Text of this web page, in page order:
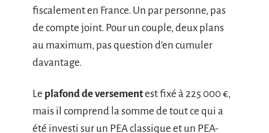
fiscalement en France. Un par personne, pas
de compte joint. Pour un couple, deux plans
au maximum, pas question d’en cumuler
davantage.
Le plafond de versementest fixé à 225 000 €,
mais il comprend la somme de tout ce qui a
été investi sur un PEA classique et un PEA-